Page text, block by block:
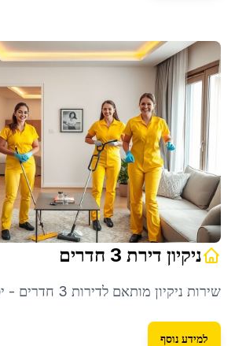
ניקיון דירת 3 חדרים
שירות ניקיון מותאם לדירות 3 חדרים - יסודי ומקצועי
למידע נוסף